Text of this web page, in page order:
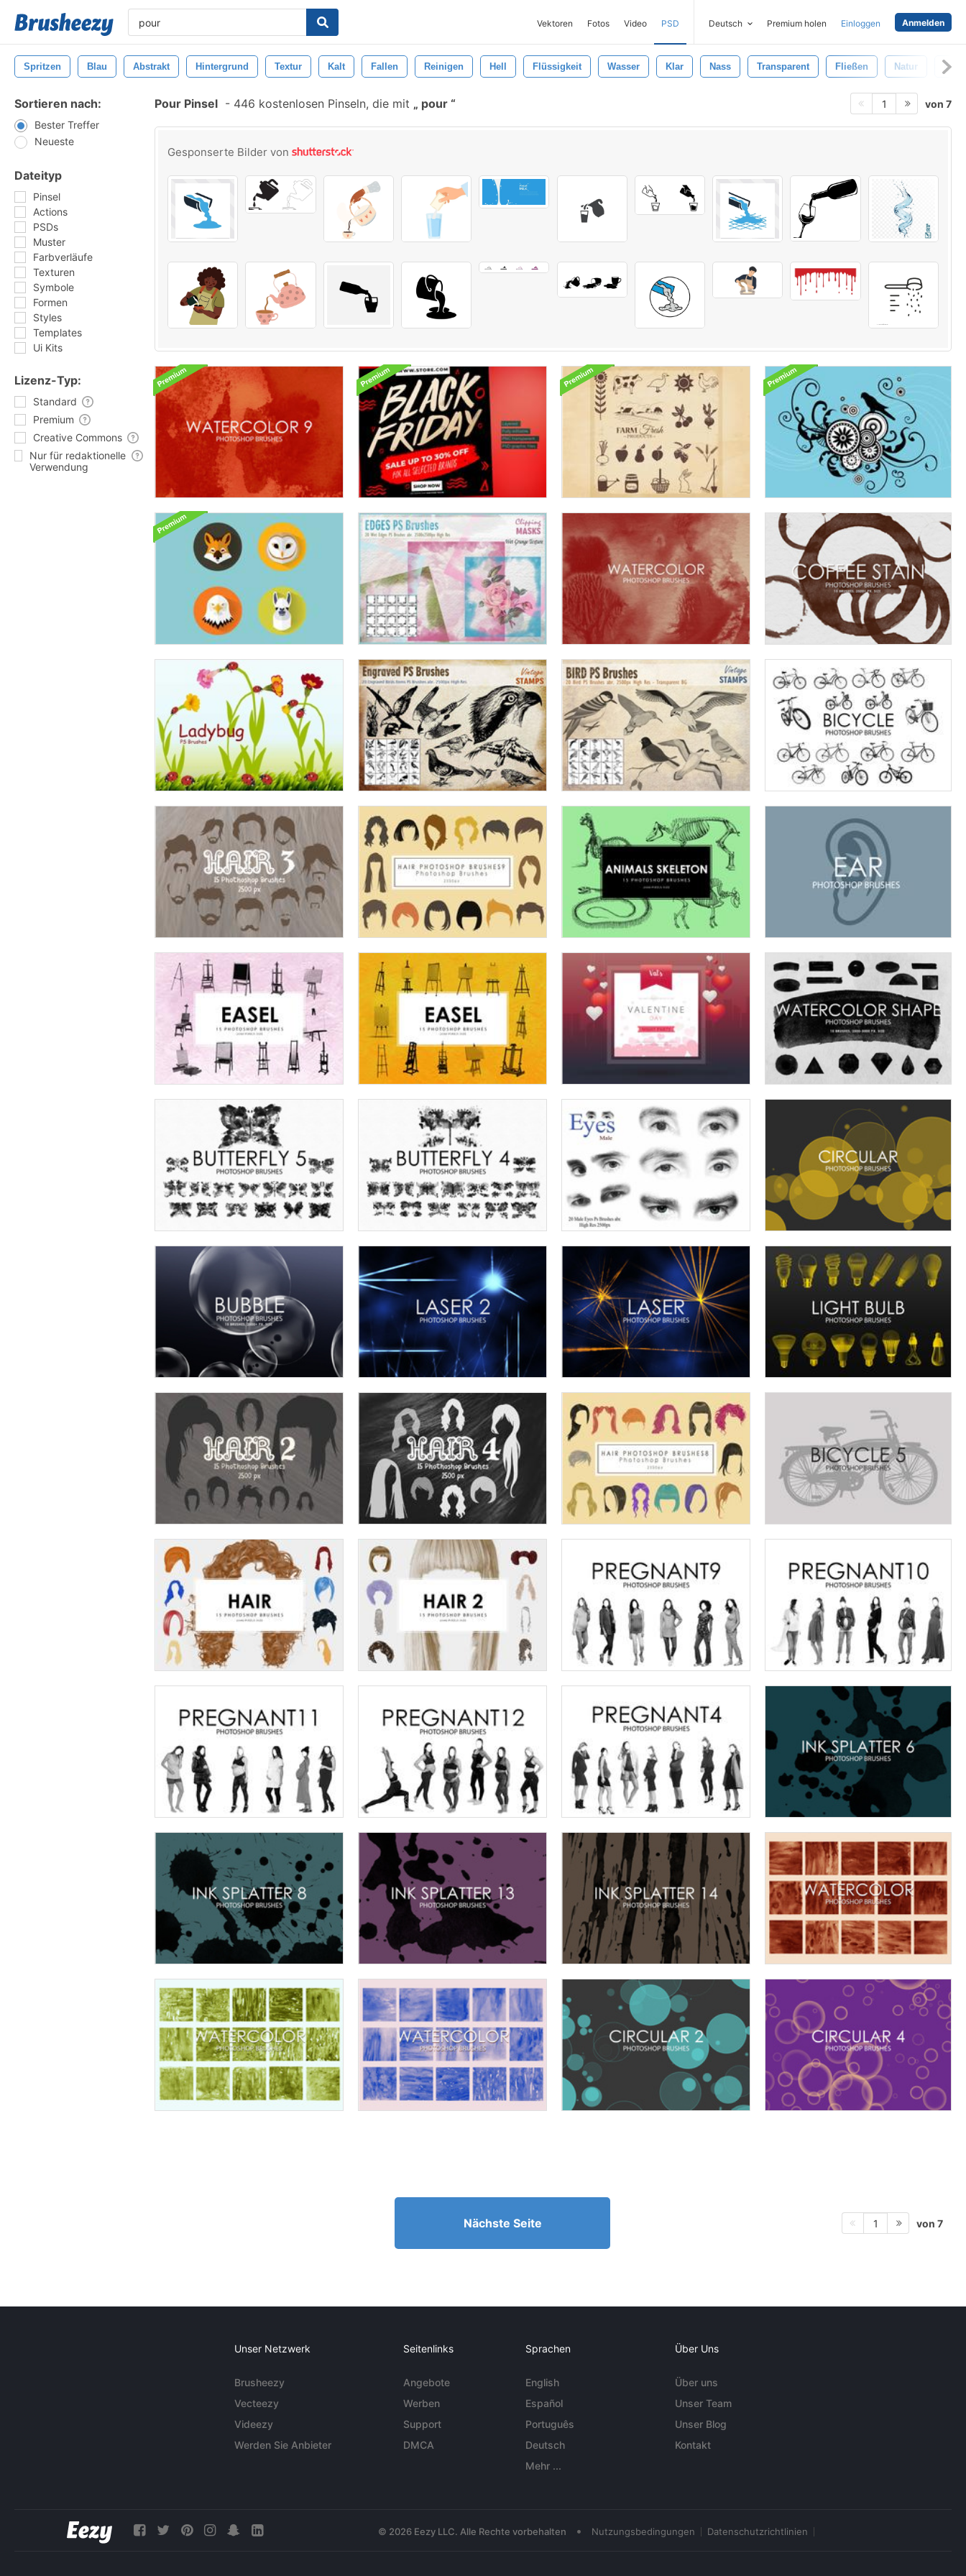
Vektoren Fotos Video PSD Deutsch Premium holen Einloggen Anmelden
Spritzen Blau Abstrakt Hintergrund Textur Kalt Fallen Reinigen Hell Flüssigkeit Wasser Klar Nass Transparent Fließen Natur Cool
Sortieren nach:
Bester Treffer
Neueste
Dateityp
Pinsel
Actions
PSDs
Muster
Farbverläufe
Texturen
Symbole
Formen
Styles
Templates
Ui Kits
Lizenz-Typ:
Standard
Premium
Creative Commons
Nur für redaktionelle
Verwendung
Pour Pinsel - 446 kostenlosen Pinseln, die mit pour 1 von 7
Gesponserte Bilder von
Nächste Seite 1 von 7
Unser Netzwerk
Brusheezy
Vecteezy
Videezy
Werden Sie Anbieter
Seitenlinks
Angebote
Werben
Support
DMCA
Sprachen
English
Español
Português
Deutsch
Mehr ...
Über Uns
Über uns
Unser Team
Unser Blog
Kontakt
© 2026 Eezy LLC. Alle Rechte vorbehalten • Nutzungsbedingungen Datenschutzrichtlinien